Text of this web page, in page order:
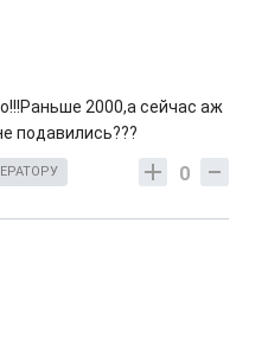
2000,а сейчас аж
подавились???
0